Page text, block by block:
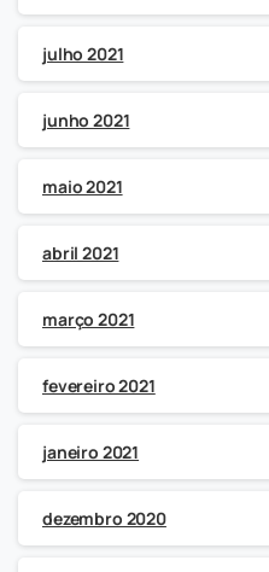
julho 2021
junho 2021
maio 2021
abril 2021
março 2021
fevereiro 2021
janeiro 2021
dezembro 2020